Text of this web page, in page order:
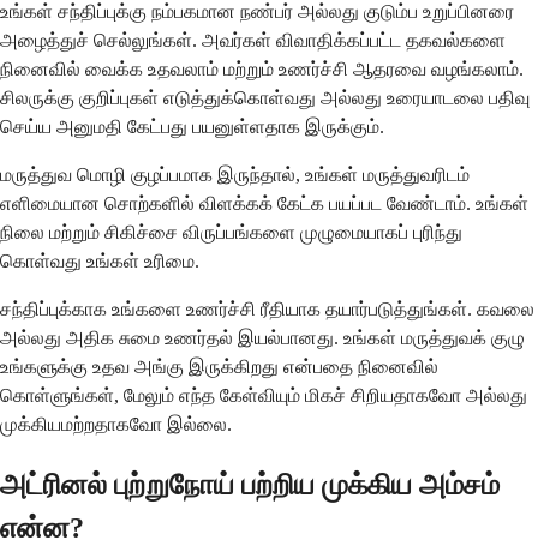
உங்கள் சந்திப்புக்கு நம்பகமான நண்பர் அல்லது குடும்ப உறுப்பினரை
அழைத்துச் செல்லுங்கள். அவர்கள் விவாதிக்கப்பட்ட தகவல்களை
நினைவில் வைக்க உதவலாம் மற்றும் உணர்ச்சி ஆதரவை வழங்கலாம்.
சிலருக்கு குறிப்புகள் எடுத்துக்கொள்வது அல்லது உரையாடலை பதிவு
செய்ய அனுமதி கேட்பது பயனுள்ளதாக இருக்கும்.
மருத்துவ மொழி குழப்பமாக இருந்தால், உங்கள் மருத்துவரிடம்
எளிமையான சொற்களில் விளக்கக் கேட்க பயப்பட வேண்டாம். உங்கள்
நிலை மற்றும் சிகிச்சை விருப்பங்களை முழுமையாகப் புரிந்து
கொள்வது உங்கள் உரிமை.
சந்திப்புக்காக உங்களை உணர்ச்சி ரீதியாக தயார்படுத்துங்கள். கவலை
அல்லது அதிக சுமை உணர்தல் இயல்பானது. உங்கள் மருத்துவக் குழு
உங்களுக்கு உதவ அங்கு இருக்கிறது என்பதை நினைவில்
கொள்ளுங்கள், மேலும் எந்த கேள்வியும் மிகச் சிறியதாகவோ அல்லது
முக்கியமற்றதாகவோ இல்லை.
அட்ரினல் புற்றுநோய் பற்றிய முக்கிய அம்சம்
என்ன?